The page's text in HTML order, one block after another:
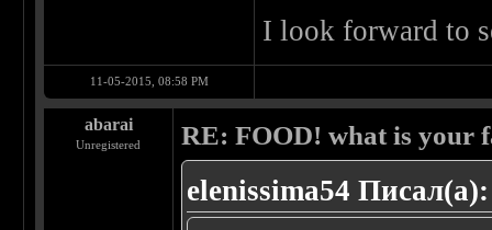
I look forward to
11-05-2015, 08:58 PM
abarai
Unregistered RE: FOOD! what is your
elenissima54 Писал(а):